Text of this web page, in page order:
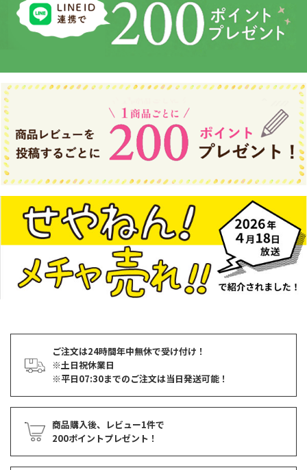
ご注文は24時間年中無休で受け付け！
※土日祝休業日
※平日07:30までのご注文は当日発送可能！
商品購入後、レビュー1件で
200ポイントプレゼント！